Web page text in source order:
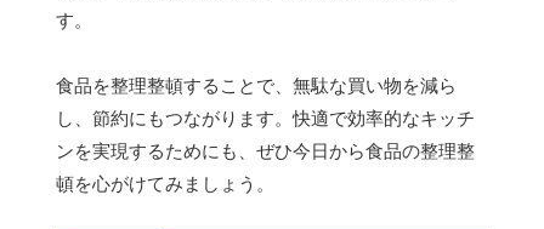
す。
食品を整理整頓することで、無駄な買い物を減ら
し、節約にもつながります。快適で効率的なキッチ
ンを実現するためにも、ぜひ今日から食品の整理整
頓を心がけてみましょう。